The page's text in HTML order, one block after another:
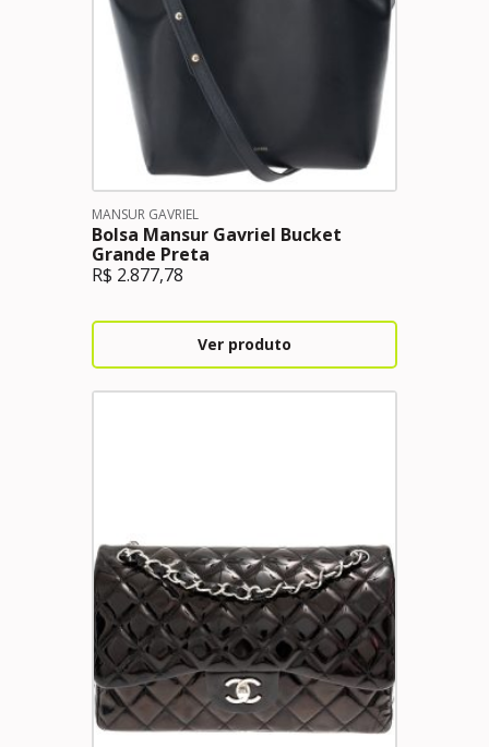
MANSUR GAVRIEL
Bolsa Mansur Gavriel Bucket
Grande Preta
R$ 2.877,78
Ver produto